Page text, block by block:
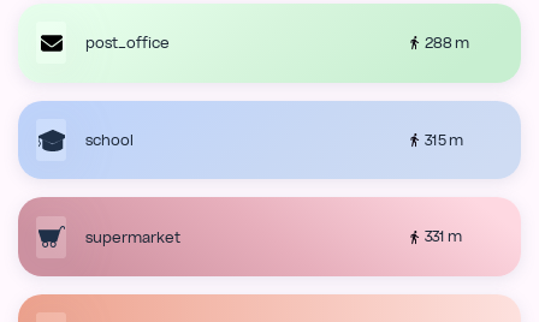
post_office 288 m
school 315 m
supermarket 331 m